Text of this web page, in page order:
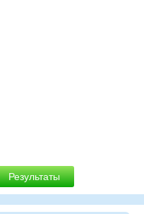
Результаты